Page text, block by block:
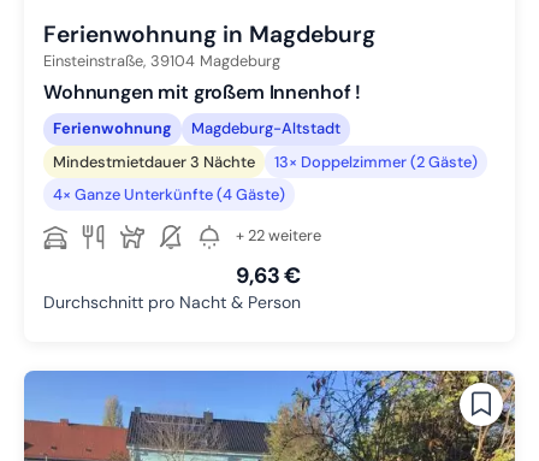
Ferienwohnung in Magdeburg
Einsteinstraße, 39104 Magdeburg
Wohnungen mit großem Innenhof !
Ferienwohnung
Magdeburg-Altstadt
Mindestmietdauer 3 Nächte
13× Doppelzimmer (2 Gäste)
4× Ganze Unterkünfte (4 Gäste)
+ 22 weitere
9,63 €
Durchschnitt pro Nacht & Person